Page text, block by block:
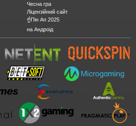
Чесна гра
Ліцензійний сайт
☝️Пін Ап 2025
на Андроід